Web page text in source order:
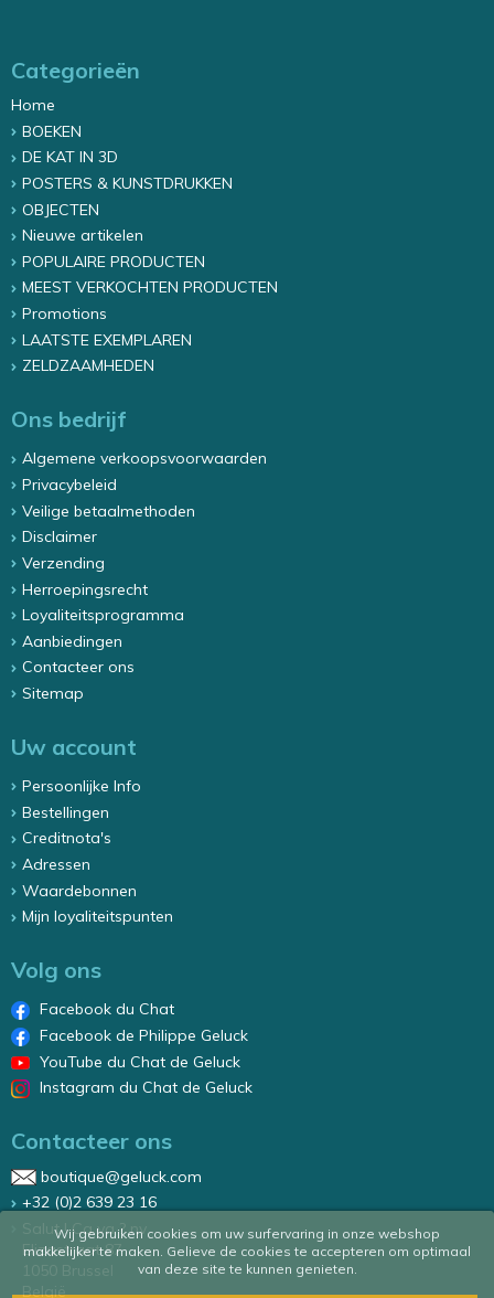
Wij gebruiken cookies om uw surfervaring in onze webshop
makkelijker te maken. Gelieve de cookies te accepteren om optimaal
van deze site te kunnen genieten.
Categorieën
Home
BOEKEN
DE KAT IN 3D
POSTERS & KUNSTDRUKKEN
OBJECTEN
Nieuwe artikelen
POPULAIRE PRODUCTEN
MEEST VERKOCHTEN PRODUCTEN
Promotions
LAATSTE EXEMPLAREN
ZELDZAAMHEDEN
Ons bedrijf
Algemene verkoopsvoorwaarden
Privacybeleid
Veilige betaalmethoden
Disclaimer
Verzending
Herroepingsrecht
Loyaliteitsprogramma
Aanbiedingen
Contacteer ons
Sitemap
Uw account
Persoonlijke Info
Bestellingen
Creditnota's
Adressen
Waardebonnen
Mijn loyaliteitspunten
Volg ons
Facebook du Chat
Facebook de Philippe Geluck
YouTube du Chat de Geluck
Instagram du Chat de Geluck
Contacteer ons
boutique@geluck.com
+32 (0)2 639 23 16
Salut ! Ca va ? nv
Elizastraat 87
1050 Brussel
België